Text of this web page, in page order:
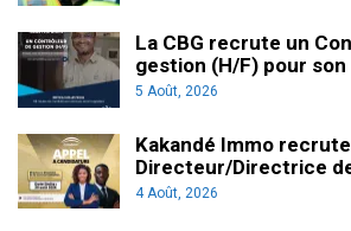
La CBG recrute un
gestion (H/F) pour
5 Août, 2026
Kakandé Immo
Directeur/Directrice
4 Août, 2026